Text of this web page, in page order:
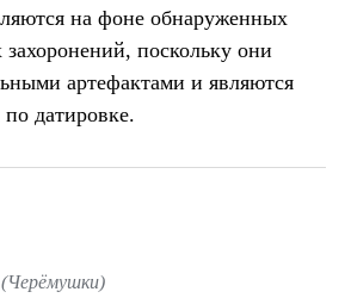
на фоне обнаруженных
захоронений, поскольку они
артефактами и являются
датировке.